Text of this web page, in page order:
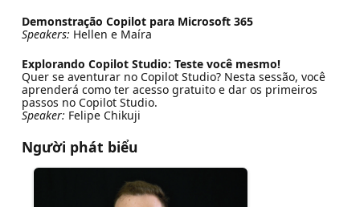
Demonstração Copilot para Microsoft 365
Speakers: Hellen e Maíra
Explorando Copilot Studio: Teste você mesmo!
Quer se aventurar no Copilot Studio? Nesta sessão, você
aprenderá como ter acesso gratuito e dar os primeiros
passos no Copilot Studio.
Speaker: Felipe Chikuji
Người phát biểu